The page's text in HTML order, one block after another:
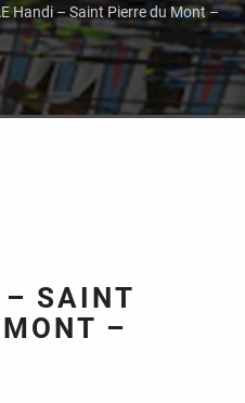
Handi – Saint Pierre du Mont –
SAINT
–